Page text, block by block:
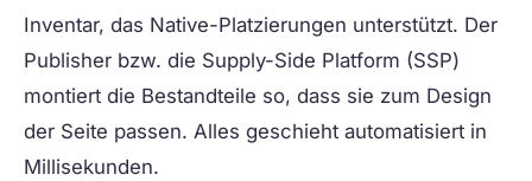
Inventar, das Native-Platzierungen unterstützt. Der
Publisher bzw. die Supply-Side Platform (SSP)
montiert die Bestandteile so, dass sie zum Design
der Seite passen. Alles geschieht automatisiert in
Millisekunden.